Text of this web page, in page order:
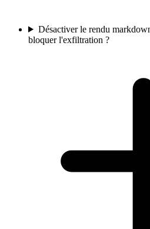
Désactiver le rendu
bloquer l'exfiltration ?